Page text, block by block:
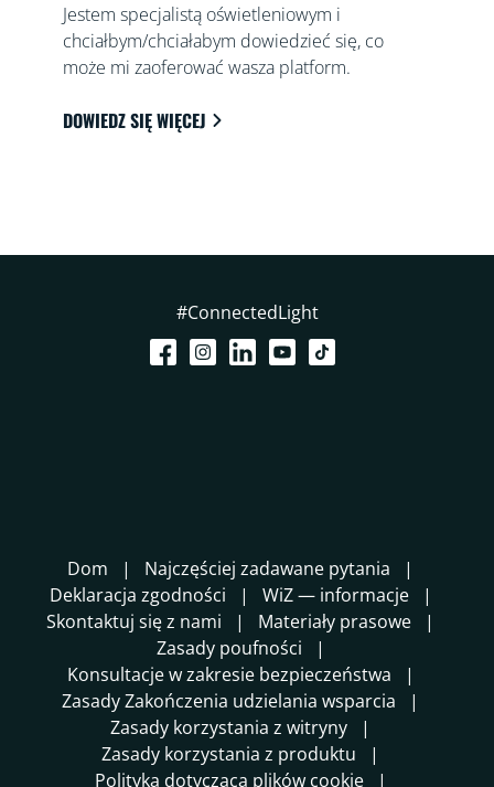
Jestem specjalistą oświetleniowym i
chciałbym/chciałabym dowiedzieć się, co
może mi zaoferować wasza platform.
DOWIEDZ SIĘ WIĘCEJ
#ConnectedLight
Dom
Najczęściej zadawane pytania
Deklaracja zgodności
WiZ — informacje
Skontaktuj się z nami
Materiały prasowe
Zasady poufności
Konsultacje w zakresie bezpieczeństwa
Zasady Zakończenia udzielania wsparcia
Zasady korzystania z witryny
Zasady korzystania z produktu
Polityka dotycząca plików cookie